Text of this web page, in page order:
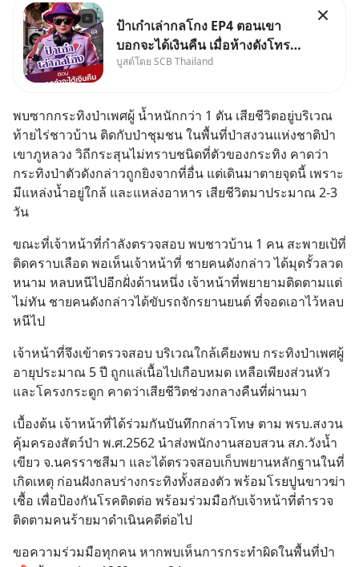
ป้าเก๋าเล่ากลโกง EP4 ตอนเขา
บอกจะได้เงินคืน เมื่อห้างดังโทร
หาคุณวิยะดา แจ้งเรื่องเคลมสินค้า
จะได้เงินจริง หรือเป็นเรื่องจ้อจี้ หา
คำตอบได้ที่ “ป้าเก๋าเล่ากลโกง”
EP4 ตอน “เขา
บูสต์โดย SCB Thailand
พบซากกระทิงป่าเพศผู้ น้ำหนักกว่า 1 ตัน เสียชีวิตอยู่บริเวณ
ท้ายไร่ชาวบ้าน ติดกับป่าชุมชน ในพื้นที่ป่าสงวนแห่งชาติป่า
เขาภูหลวง วิถีกระสุนไม่ทราบชนิดที่ตัวของกระทิง คาดว่า
กระทิงป่าตัวดังกล่าวถูกยิงจากที่อื่น แต่เดินมาตายจุดนี้ เพราะ
มีแหล่งน้ำอยู่ใกล้ และแหล่งอาหาร เสียชีวิตมาประมาณ 2-3
วัน
ขณะที่เจ้าหน้าที่กำลังตรวจสอบ พบชาวบ้าน 1 คน สะพายเป้ที่
ติดคราบเลือด พอเห็นเจ้าหน้าที่ ชายคนดังกล่าว ได้มุดรั้วลวด
หนาม หลบหนีไปอีกฝั่งด้านหนึ่ง เจ้าหน้าที่พยายามติดตามแต่
ไม่ทัน ชายคนดังกล่าวได้ขับรถจักรยานยนต์ ที่จอดเอาไว้หลบ
หนีไป
เจ้าหน้าที่จึงเข้าตรวจสอบ บริเวณใกล้เคียงพบ กระทิงป่าเพศผู้
อายุประมาณ 5 ปี ถูกแล่เนื้อไปเกือบหมด เหลือเพียงส่วนหัว
และโครงกระดูก คาดว่าเสียชีวิตช่วงกลางคืนที่ผ่านมา
เบื้องต้น เจ้าหน้าที่ได้ร่วมกันบันทึกกล่าวโทษ ตาม พรบ.สงวน
คุ้มครองสัตว์ป่า พ.ศ.2562 นำส่งพนักงานสอบสวน สภ.วังน้ำ
เขียว จ.นครราชสีมา และได้ตรวจสอบเก็บพยานหลักฐานในที่
เกิดเหตุ ก่อนฝังกลบร่างกระทิงทั้งสองตัว พร้อมโรยปูนขาวฆ่า
เชื้อ เพื่อป้องกันโรคติดต่อ พร้อมร่วมมือกับเจ้าหน้าที่ตำรวจ
ติดตามคนร้ายมาดำเนินคดีต่อไป
ขอความร่วมมือทุกคน หากพบเห็นการกระทำผิดในพื้นที่ป่า